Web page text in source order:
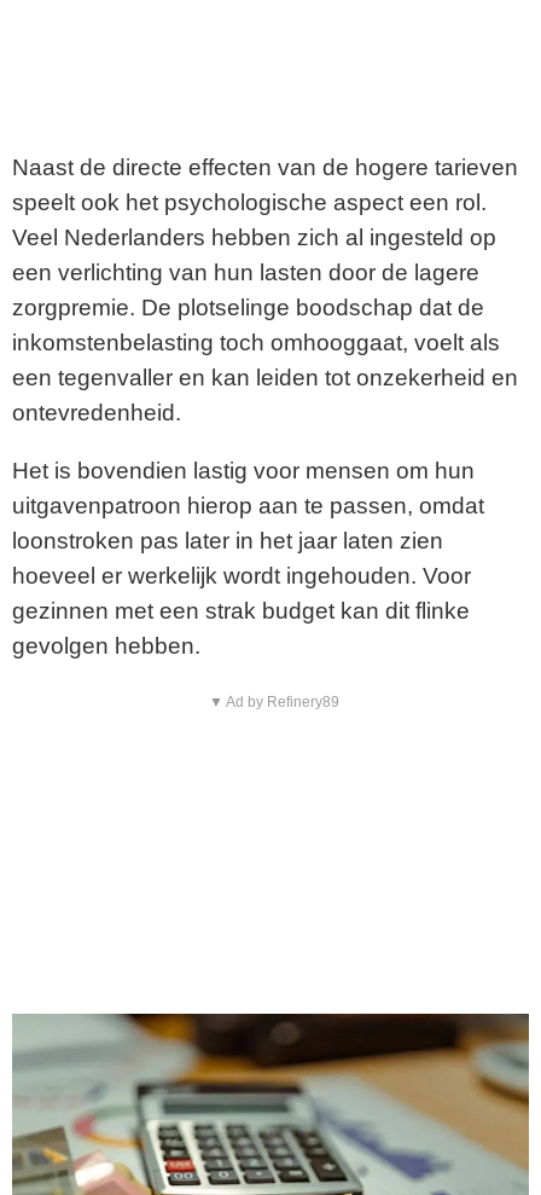
Naast de directe effecten van de hogere tarieven
speelt ook het psychologische aspect een rol.
Veel Nederlanders hebben zich al ingesteld op
een verlichting van hun lasten door de lagere
zorgpremie. De plotselinge boodschap dat de
inkomstenbelasting toch omhooggaat, voelt als
een tegenvaller en kan leiden tot onzekerheid en
ontevredenheid.
Het is bovendien lastig voor mensen om hun
uitgavenpatroon hierop aan te passen, omdat
loonstroken pas later in het jaar laten zien
hoeveel er werkelijk wordt ingehouden. Voor
gezinnen met een strak budget kan dit flinke
gevolgen hebben.
▼ Ad by Refinery89